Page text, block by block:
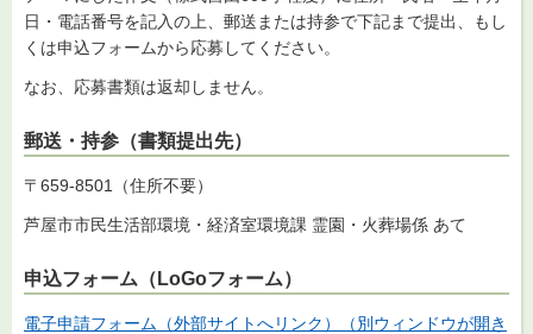
日・電話番号を記入の上、郵送または持参で下記まで提出、もし
くは申込フォームから応募してください。
なお、応募書類は返却しません。
郵送・持参（書類提出先）
〒659-8501（住所不要）
芦屋市市民生活部環境・経済室環境課 霊園・火葬場係 あて
申込フォーム（LoGoフォーム）
電子申請フォーム（外部サイトへリンク）（別ウィンドウが開き